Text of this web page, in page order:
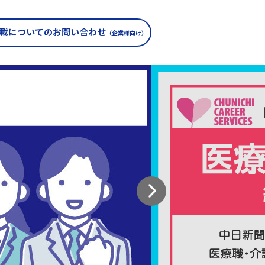
についてのお問い合わせ （企業様向け）